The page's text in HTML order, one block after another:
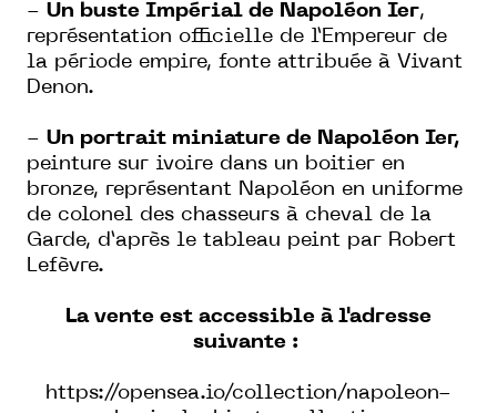
- Un buste Impérial de Napoléon Ier,
représentation officielle de l’Empereur de
la période empire, fonte attribuée à Vivant
Denon.
- Un portrait miniature de Napoléon Ier,
peinture sur ivoire dans un boitier en
bronze, représentant Napoléon en uniforme
de colonel des chasseurs à cheval de la
Garde, d’après le tableau peint par Robert
Lefèvre.
La vente est accessible à l'adresse
suivante :
https://opensea.io/collection/napoleon-